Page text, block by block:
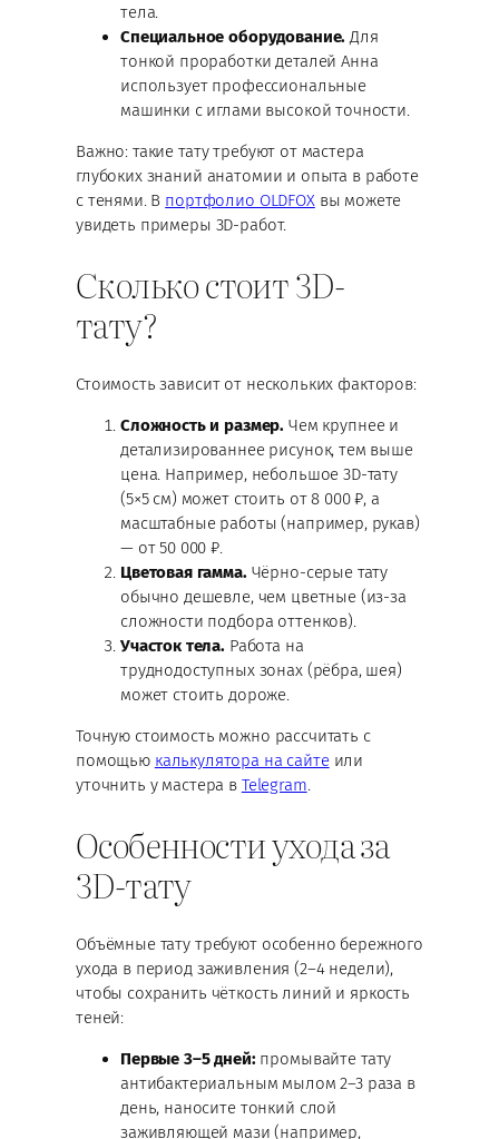
тела.
Специальное оборудование. Для
тонкой проработки деталей Анна
использует профессиональные
машинки с иглами высокой точности.
Важно: такие тату требуют от мастера
глубоких знаний анатомии и опыта в работе
с тенями. В портфолио OLDFOXвы можете
увидеть примеры 3D-работ.
Сколько стоит 3D-
тату?
Стоимость зависит от нескольких факторов:
Сложность и размер. Чем крупнее и
детализированнее рисунок, тем выше
цена. Например, небольшое 3D-тату
(5×5 см) может стоить от 8 000 ₽, а
масштабные работы (например, рукав)
— от 50 000 ₽.
Цветовая гамма.Чёрно-серые тату
обычно дешевле, чем цветные (из-за
сложности подбора оттенков).
Участок тела. Работа на
труднодоступных зонах (рёбра, шея)
может стоить дороже.
Точную стоимость можно рассчитать с
помощью калькулятора на сайтеили
уточнить у мастера в Telegram.
Особенности ухода за
3D-тату
Объёмные тату требуют особенно бережного
ухода в период заживления (2–4 недели),
чтобы сохранить чёткость линий и яркость
теней:
Первые 3–5 дней:промывайте тату
антибактериальным мылом 2–3 раза в
день, наносите тонкий слой
заживляющей мази (например,